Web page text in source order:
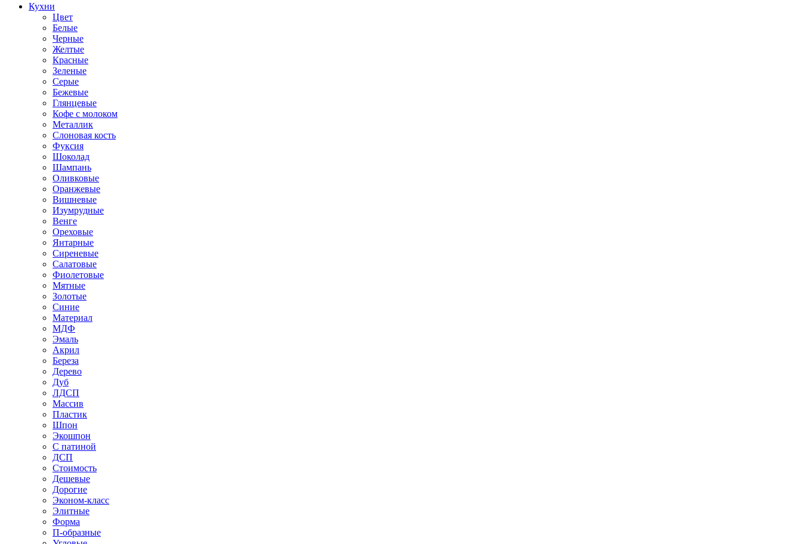
Кухни
Цвет
Белые
Черные
Желтые
Красные
Зеленые
Серые
Бежевые
Глянцевые
Кофе с молоком
Металлик
Слоновая кость
Фуксия
Шоколад
Шампань
Оливковые
Оранжевые
Вишневые
Изумрудные
Венге
Ореховые
Янтарные
Сиреневые
Салатовые
Фиолетовые
Мятные
Золотые
Синие
Материал
МДФ
Эмаль
Акрил
Береза
Дерево
Дуб
ЛДСП
Массив
Пластик
Шпон
Экошпон
С патиной
ДСП
Стоимость
Дешевые
Дорогие
Эконом-класс
Элитные
Форма
П-образные